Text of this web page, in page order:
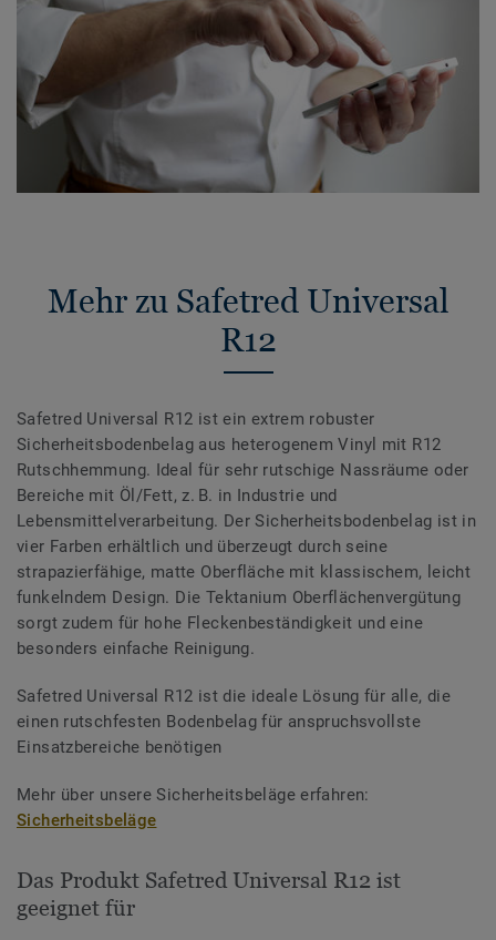
Mehr zu Safetred Universal
R12
Safetred Universal R12 ist ein extrem robuster
Sicherheitsbodenbelag aus heterogenem Vinyl mit R12
Rutschhemmung. Ideal für sehr rutschige Nassräume oder
Bereiche mit Öl/Fett, z. B. in Industrie und
Lebensmittelverarbeitung. Der Sicherheitsbodenbelag ist in
vier Farben erhältlich und überzeugt durch seine
strapazierfähige, matte Oberfläche mit klassischem, leicht
funkelndem Design. Die Tektanium Oberflächenvergütung
sorgt zudem für hohe Fleckenbeständigkeit und eine
besonders einfache Reinigung.
Safetred Universal R12 ist die ideale Lösung für alle, die
einen rutschfesten Bodenbelag für anspruchsvollste
Einsatzbereiche benötigen
Mehr über unsere Sicherheitsbeläge erfahren:
Sicherheitsbeläge
Das Produkt Safetred Universal R12 ist
geeignet für